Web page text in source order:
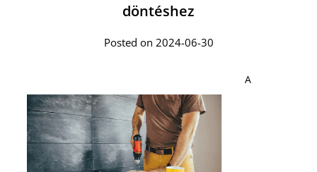
döntéshez
Posted on 2024-06-30
A